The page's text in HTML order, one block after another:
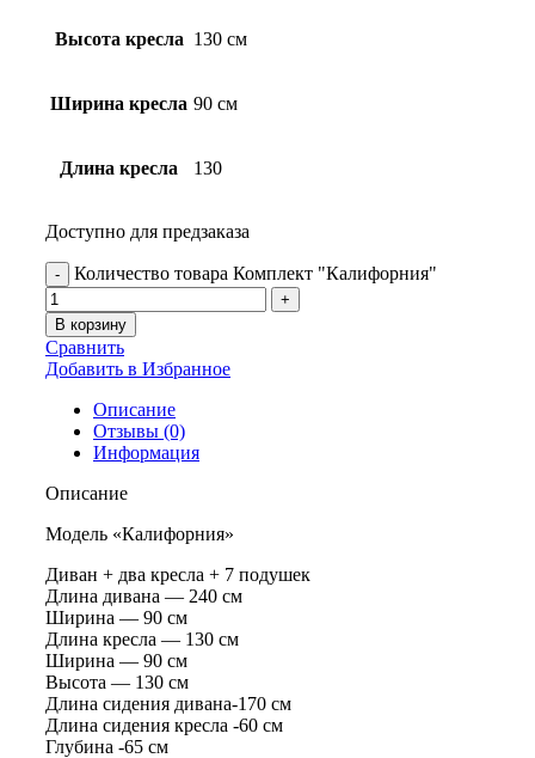
Высота кресла 130 см
Ширина кресла 90 см
Длина кресла 130
Доступно для предзаказа
Количество товара Комплект "Калифорния"
В корзину
Сравнить
Добавить в Избранное
Описание
Отзывы (0)
Информация
Описание
Модель «Калифорния»
Диван + два кресла + 7 подушек
Длина дивана — 240 см
Ширина — 90 см
Длина кресла — 130 см
Ширина — 90 см
Высота — 130 см
Длина сидения дивана-170 см
Длина сидения кресла -60 см
Глубина -65 см